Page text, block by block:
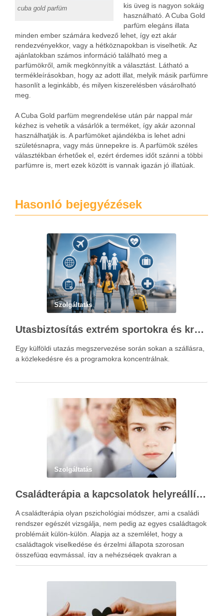
cuba gold parfüm
kis üveg is nagyon sokáig
használható. A Cuba Gold
parfüm elegáns illata
minden ember számára kedvező lehet, így ezt akár
rendezvényekkor, vagy a hétköznapokban is viselhetik. Az
ajánlatokban számos információ található meg a
parfümökről, amik megkönnyítik a választást. Látható a
termékleírásokban, hogy az adott illat, melyik másik parfümre
hasonlít a leginkább, és milyen kiszerelésben vásárolható
meg.
A Cuba Gold parfüm megrendelése után pár nappal már
kézhez is vehetik a vásárlók a terméket, így akár azonnal
használhatják is. A parfümöket ajándékba is lehet adni
születésnapra, vagy más ünnepekre is. A parfümök széles
választékban érhetőek el, ezért érdemes időt szánni a többi
parfümre is, mert ezek között is vannak igazán jó illatúak.
Hasonló bejegyézések
Szolgáltatás
Utasbiztosítás extrém sportokra és krónikus betegségek esetén: mire figyelj utazás előtt?
Egy külföldi utazás megszervezése során sokan a szállásra,
a közlekedésre és a programokra koncentrálnak.
Szolgáltatás
Családterápia a kapcsolatok helyreállításért
A családterápia olyan pszichológiai módszer, ami a családi
rendszer egészét vizsgálja, nem pedig az egyes családtagok
problémáit külön-külön. Alapja az a szemlélet, hogy a
családtagok viselkedése és érzelmi állapota szorosan
összefügg egymással, így a nehézségek gyakran a
kapcsolati mintázatokban gyökereznek. A családterápia